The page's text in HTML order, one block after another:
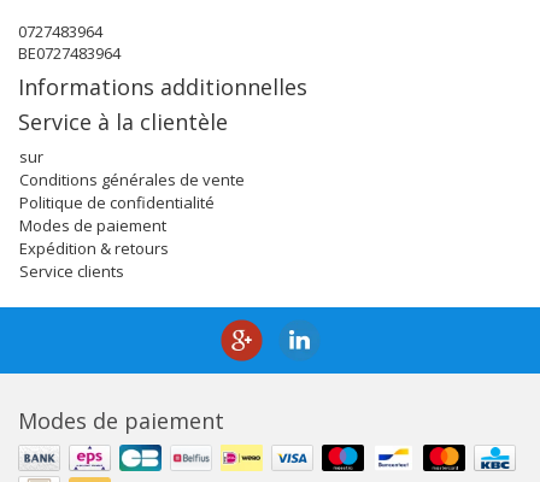
0727483964
BE0727483964
Informations additionnelles
Service à la clientèle
sur
Conditions générales de vente
Politique de confidentialité
Modes de paiement
Expédition & retours
Service clients
Modes de paiement